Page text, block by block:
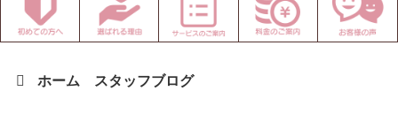
ホーム スタッフブログ